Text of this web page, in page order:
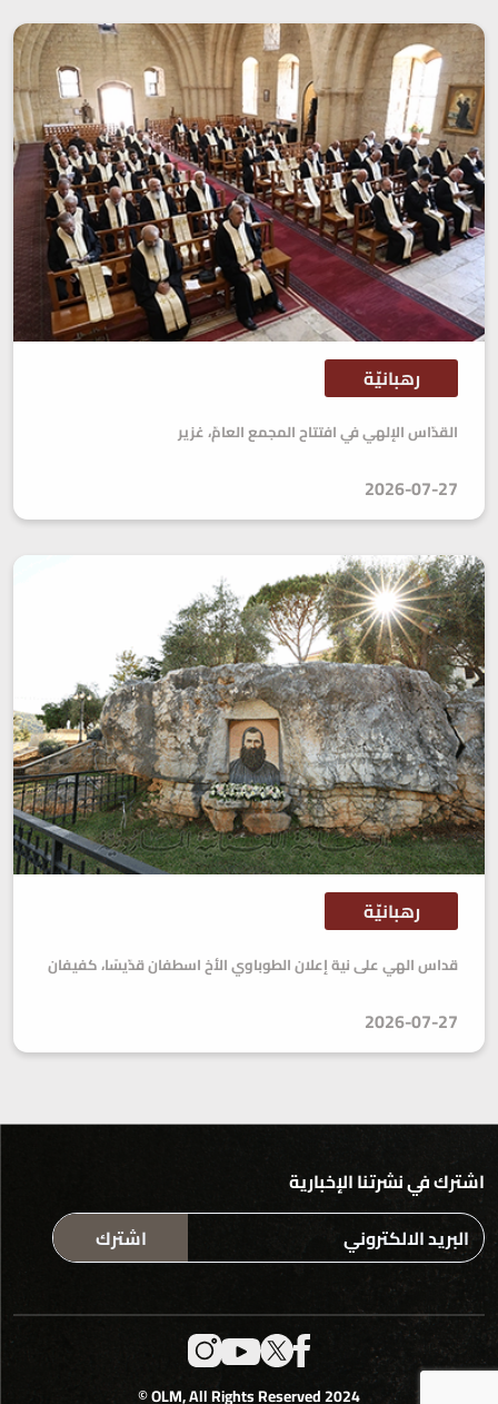
رهبانيّة
القدّاس الإلهي في افتتاح المجمع العامّ، غزير
2026-07-27
رهبانيّة
قداس الهي على نية إعلان الطوباوي الأخ اسطفان قدّيسًا، كفيفان
2026-07-27
اشترك في نشرتنا الإخبارية
اشترك
2024 OLM, All Rights Reserved ©